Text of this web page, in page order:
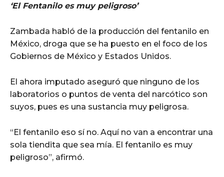
‘El Fentanilo es muy peligroso’
Zambada habló de la producción del fentanilo en
México, droga que se ha puesto en el foco de los
Gobiernos de México y Estados Unidos.
El ahora imputado aseguró que ninguno de los
laboratorios o puntos de venta del narcótico son
suyos, pues es una sustancia muy peligrosa.
“El fentanilo eso sí no. Aquí no van a encontrar una
sola tiendita que sea mía. El fentanilo es muy
peligroso”, afirmó.